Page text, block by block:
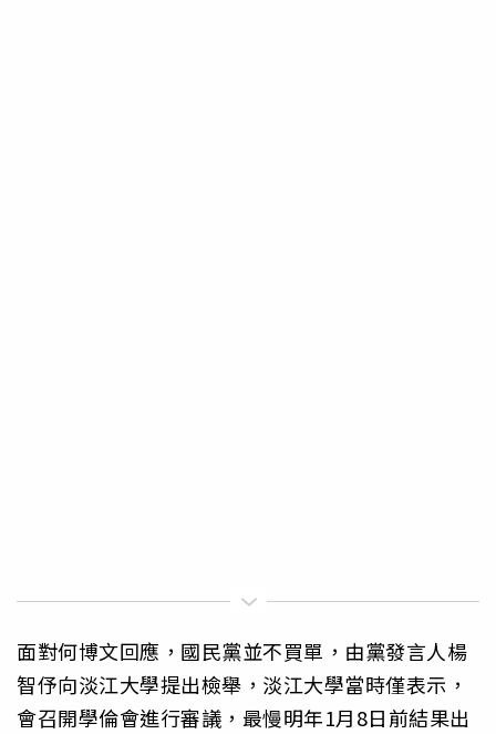
面對何博文回應，國民黨並不買單，由黨發言人楊
智伃向淡江大學提出檢舉，淡江大學當時僅表示，
會召開學倫會進行審議，最慢明年1月8日前結果出